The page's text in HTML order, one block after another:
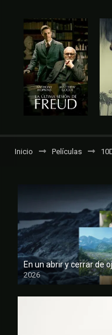
Inicio Películas
En un abrir y cerrar de
2026
FULL HD